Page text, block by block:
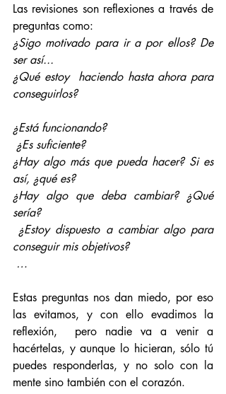
Las revisiones son reflexiones a través de
preguntas como:
¿Sigo motivado para ir a por ellos? De
ser así...
¿Qué estoy  haciendo hasta ahora para
conseguirlos?
¿Está funcionando?
¿Es suficiente?
¿Hay algo más que pueda hacer? Si es
así, ¿qué es?
¿Hay algo que deba cambiar? ¿Qué
sería?
conseguir mis objetivos?
…
Estas preguntas nos dan miedo, por eso
las evitamos, y con ello evadimos la
reflexión,  pero nadie va a venir a
hacértelas, y aunque lo hicieran, sólo tú
puedes responderlas, y no solo con la
mente sino también con el corazón.